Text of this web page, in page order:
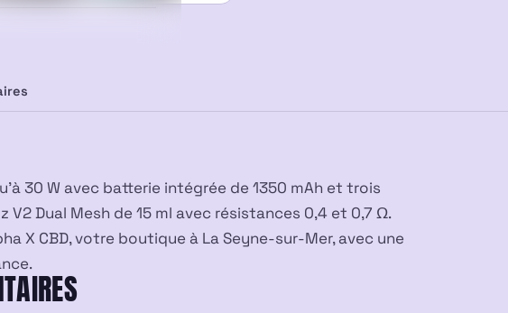
30 W avec batterie intégrée de 1350 mAh et trois
V2 Dual Mesh de 15 ml avec résistances 0,4 et 0,7 Ω.
X CBD, votre boutique à La Seyne-sur-Mer, avec une